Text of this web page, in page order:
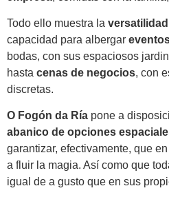
Todo ello muestra la
capacidad para albergar
bodas, con sus espaciosos
hasta cenas de negocios, con
discretas.
O Fogón da Ría pone a
abanico de opciones
garantizar, efectivamente, que
a fluir la magia. Así como que
igual de a gusto que en sus